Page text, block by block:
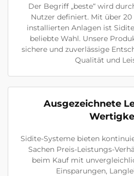
Der Begriff „beste“ wird
Nutzer definiert. Mit über
installierten Anlagen ist
beliebte Wahl. Unsere
sichere und zuverlässige
Qualität und
Ausgezeichnete
Sidite-Systeme bieten
Sachen Preis-Leistungs-
beim Kauf mit
Einsparungen,